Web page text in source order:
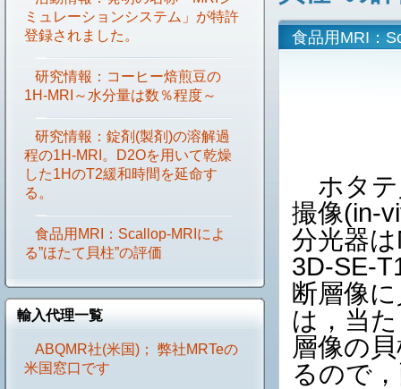
ミュレーションシステム」が特許
登録されました。
研究情報：コーヒー焙煎豆の
1H-MRI～水分量は数％程度～
研究情報：錠剤(製剤)の溶解過
程の1H-MRI。D2Oを用いて乾燥
した1HのT2緩和時間を延命す
る。
食品用MRI：Scallop-MRIによ
る”ほたて貝柱”の評価
輸入代理一覧
ABQMR社(米国)； 弊社MRTeの
米国窓口です
食品用MRI：
ホタテ
撮像(in-
分光器
3D-SE-
断層像
は，当
層像の
るので